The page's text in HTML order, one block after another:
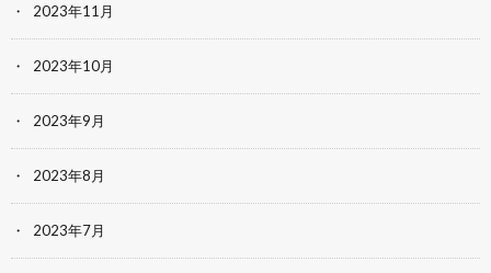
2023年11月
2023年10月
2023年9月
2023年8月
2023年7月